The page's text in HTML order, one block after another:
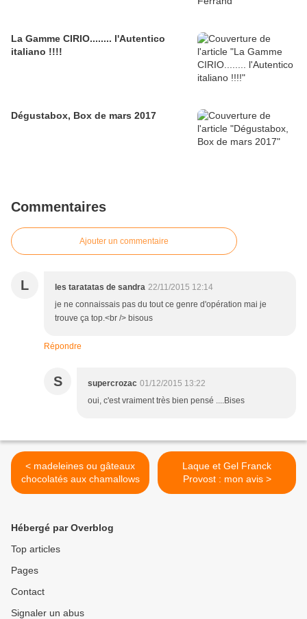
La Gamme CIRIO........ l'Autentico
italiano !!!!
Dégustabox, Box de mars 2017
Commentaires
Ajouter un commentaire
L les taratatas de sandra 22/11/2015 12:14
je ne connaissais pas du tout ce genre d'opération mai je
trouve ça top.<br /> bisous
Répondre
S supercrozac 01/12/2015 13:22
oui, c'est vraiment très bien pensé ....Bises
< madeleines ou gâteaux
chocolatés aux chamallows
Laque et Gel Franck
Provost : mon avis >
Hébergé par Overblog
Top articles
Pages
Contact
Signaler un abus